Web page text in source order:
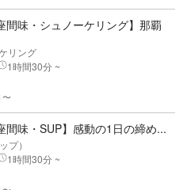
間味・シュノーケリング】那覇
リング
1時間30分 ~
〜
間味・SUP】感動の1日の締め...
プ）
1時間30分 ~